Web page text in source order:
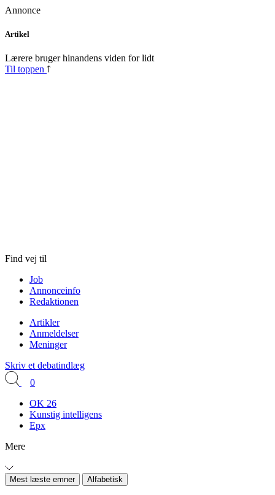
Annonce
Skip
content
Artikel
Lærere bruger hinandens viden for lidt
Til toppen
Find vej til
Job
Annonceinfo
Redaktionen
Artikler
Anmeldelser
Meninger
Skriv et debatindlæg
0
OK 26
Kunstig intelligens
Epx
Mere
Mest læste emner Alfabetisk